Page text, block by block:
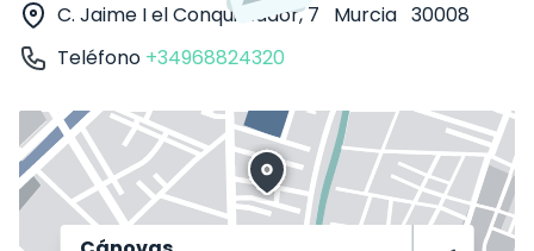
C. Jaime I el Conquistador, 7 Murcia 30008
Teléfono +34968824320